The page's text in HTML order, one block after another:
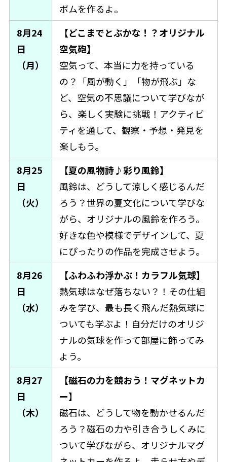
ボムを作るよ。
8月24
日
（月）
【どこまでとぶかな！？オリジナル
空気砲】
空気って、本当に力を持っている
の？「風が動く」「物が飛ぶ」な
ど、空気の不思議について学びなが
ら、楽しく実験に挑戦！アクティビ
ティを通して、観察・予想・発見を
楽しもう。
8月25
日
（火）
【夏の風物詩♪彩り風鈴】
風鈴は、どうして涼しく感じるんだ
ろう？世界の夏文化について学びな
がら、オリジナルの風鈴を作ろう。
好きな色や模様でデザインして、夏
にぴったりの作品を完成させよう。
8月26
日
（水）
【ふわふわ浮かぶ！カラフル気球】
熱気球はなぜ落ちない？！その仕組
みを学び、最も長く飛んだ熱気球に
ついても学ぶよ！自分だけのオリジ
ナルの気球を作って部屋に飾ってみ
よう。
8月27
日
（木）
【磁石の力を競おう！マグネットカ
ー】
磁石は、どうして物を動かせるんだ
ろう？磁石の力や引き合うしくみに
ついて学びながら、オリジナルマグ